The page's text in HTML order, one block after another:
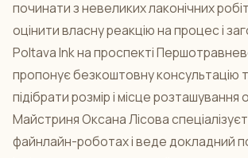
починати з невеликих лаконічних
оцінити власну реакцію на процес і
Poltava Ink на проспекті
пропонує безкоштовну консультацію
підібрати розмір і місце
Майстриня Оксана Лісова
файнлайн-роботах і веде докладний